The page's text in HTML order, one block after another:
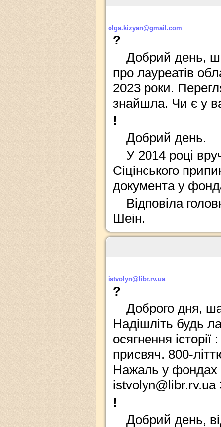
olga.kizyan@gmail.com
?
Добрий день,
про лауреатів
2023 роки.
знайшла. Чи є у
!
Добрий день.
У 2014 році
Сіцінського
документа у
Відповіла
Шеін.
istvolyn@libr.rv.ua
?
Доброго дня,
Надішліть будь
осягнення
присвяч. 800-
Нажаль у фондах
!
Добрий день,